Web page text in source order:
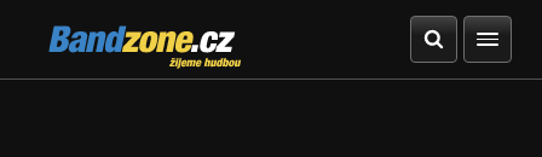
Bandzone.cz
žijeme hudbou